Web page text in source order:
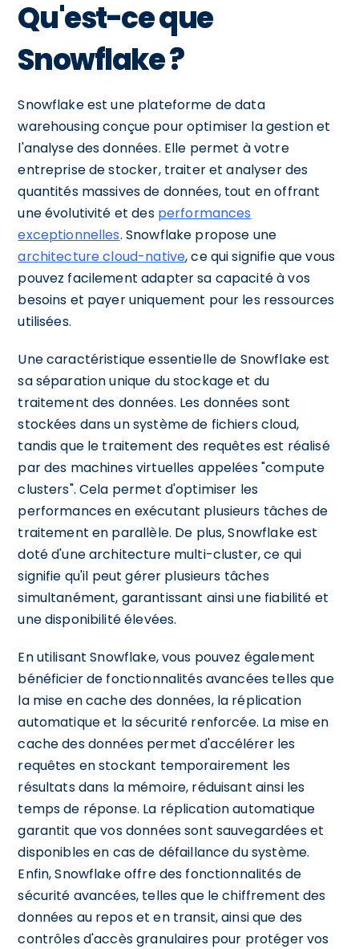
Qu'est-ce que
Snowflake ?
Snowflake est une plateforme de data
warehousing conçue pour optimiser la gestion et
l'analyse des données. Elle permet à votre
entreprise de stocker, traiter et analyser des
quantités massives de données, tout en offrant
une évolutivité et des performances
exceptionnelles. Snowflake propose une
architecture cloud-native, ce qui signifie que vous
pouvez facilement adapter sa capacité à vos
besoins et payer uniquement pour les ressources
utilisées.
Une caractéristique essentielle de Snowflake est
sa séparation unique du stockage et du
traitement des données. Les données sont
stockées dans un système de fichiers cloud,
tandis que le traitement des requêtes est réalisé
par des machines virtuelles appelées "compute
clusters". Cela permet d'optimiser les
performances en exécutant plusieurs tâches de
traitement en parallèle. De plus, Snowflake est
doté d'une architecture multi-cluster, ce qui
signifie qu'il peut gérer plusieurs tâches
simultanément, garantissant ainsi une fiabilité et
une disponibilité élevées.
En utilisant Snowflake, vous pouvez également
bénéficier de fonctionnalités avancées telles que
la mise en cache des données, la réplication
automatique et la sécurité renforcée. La mise en
cache des données permet d'accélérer les
requêtes en stockant temporairement les
résultats dans la mémoire, réduisant ainsi les
temps de réponse. La réplication automatique
garantit que vos données sont sauvegardées et
disponibles en cas de défaillance du système.
Enfin, Snowflake offre des fonctionnalités de
sécurité avancées, telles que le chiffrement des
données au repos et en transit, ainsi que des
contrôles d'accès granulaires pour protéger vos